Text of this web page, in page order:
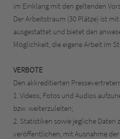
im Einklang mit den geltenden
Der Arbeitstraum (30 Plätze) ist
ausgestattet und bietet den
Möglichkeit, die eigene Arbeit im
VERBOTE
Den akkreditierten
1. Videos, Fotos und Audios
bzw. weiterzuleiten;
2. Statistiken sowie jegliche Daten
veröffentlichen, mit Ausnahme